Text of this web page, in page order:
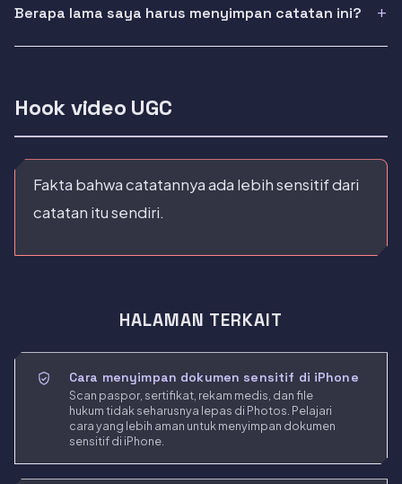
Berapa lama saya harus menyimpan catatan ini?
Hook video UGC
Fakta bahwa catatannya ada lebih sensitif dari
catatan itu sendiri.
HALAMAN TERKAIT
Cara menyimpan dokumen sensitif di iPhone
Scan paspor, sertifikat, rekam medis, dan file
hukum tidak seharusnya lepas di Photos. Pelajari
cara yang lebih aman untuk menyimpan dokumen
sensitif di iPhone.